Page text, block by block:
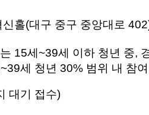
신홀(대구 중구 중앙대로 402
15세~39세 이하 청년 중,
세 청년 30% 범위 내 참
대기 접수)